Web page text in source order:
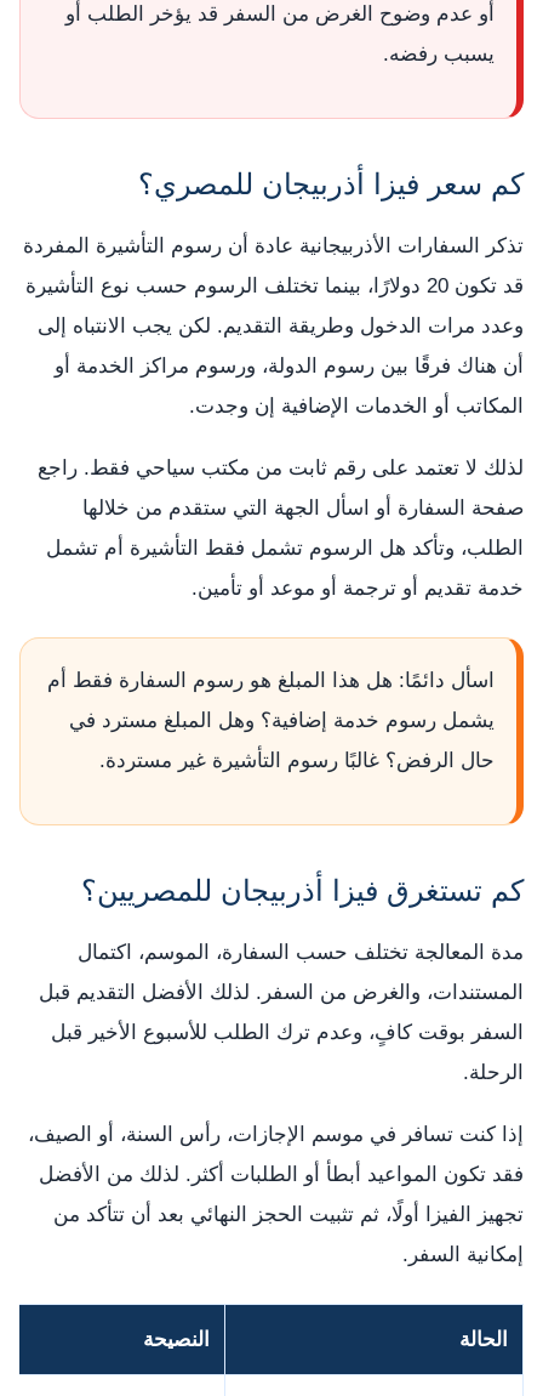
أو عدم وضوح الغرض من السفر قد يؤخر الطلب أو
يسبب رفضه.
كم سعر فيزا أذربيجان للمصري؟
تذكر السفارات الأذربيجانية عادة أن رسوم التأشيرة المفردة
قد تكون 20 دولارًا، بينما تختلف الرسوم حسب نوع التأشيرة
وعدد مرات الدخول وطريقة التقديم. لكن يجب الانتباه إلى
أن هناك فرقًا بين رسوم الدولة، ورسوم مراكز الخدمة أو
المكاتب أو الخدمات الإضافية إن وجدت.
لذلك لا تعتمد على رقم ثابت من مكتب سياحي فقط. راجع
صفحة السفارة أو اسأل الجهة التي ستقدم من خلالها
الطلب، وتأكد هل الرسوم تشمل فقط التأشيرة أم تشمل
خدمة تقديم أو ترجمة أو موعد أو تأمين.
اسأل دائمًا: هل هذا المبلغ هو رسوم السفارة فقط أم
يشمل رسوم خدمة إضافية؟ وهل المبلغ مسترد في
حال الرفض؟ غالبًا رسوم التأشيرة غير مستردة.
كم تستغرق فيزا أذربيجان للمصريين؟
مدة المعالجة تختلف حسب السفارة، الموسم، اكتمال
المستندات، والغرض من السفر. لذلك الأفضل التقديم قبل
السفر بوقت كافٍ، وعدم ترك الطلب للأسبوع الأخير قبل
الرحلة.
إذا كنت تسافر في موسم الإجازات، رأس السنة، أو الصيف،
فقد تكون المواعيد أبطأ أو الطلبات أكثر. لذلك من الأفضل
تجهيز الفيزا أولًا، ثم تثبيت الحجز النهائي بعد أن تتأكد من
إمكانية السفر.
الحالة النصيحة